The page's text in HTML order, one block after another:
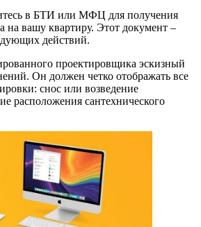
в БТИ или МФЦ для получения
на вашу квартиру. Этот документ –
действий.
проектировщика эскизный
Он должен четко отображать все
снос или возведение
расположения сантехнического